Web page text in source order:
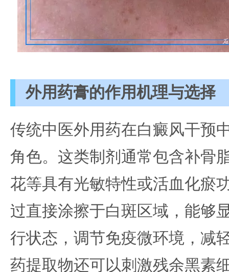
外用药膏的作用机理与选择
传统中医外用药在白癜风干预
角色。这类制剂通常包含补骨
花等具有光敏特性或活血化瘀
过直接涂擦于白斑区域，能够
行状态，调节免疫微环境，减
药提取物还可以刺激残余黑素